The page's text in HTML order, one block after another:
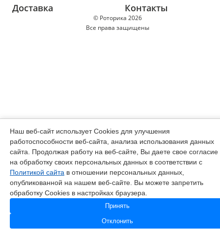
© Роторика 2026
Все права защищены
Доставка
Контакты
Наш веб-сайт использует Cookies для улучшения
работоспособности веб-сайта, анализа использования данных
сайта. Продолжая работу на веб-сайте, Вы даете свое согласие
на обработку своих персональных данных в соответствии с
Политикой сайта в отношении персональных данных,
опубликованной на нашем веб-сайте. Вы можете запретить
обработку Cookies в настройках браузера.
Принять
Отклонить